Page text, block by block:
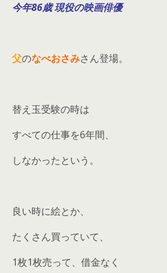
今年86歳 現役の映画俳優
父のなべおさみさん登場。
替え玉受験の時は
すべての仕事を6年間、
しなかったという。
良い時に絵とか、
たくさん買っていて、
1枚1枚売って、借金なく